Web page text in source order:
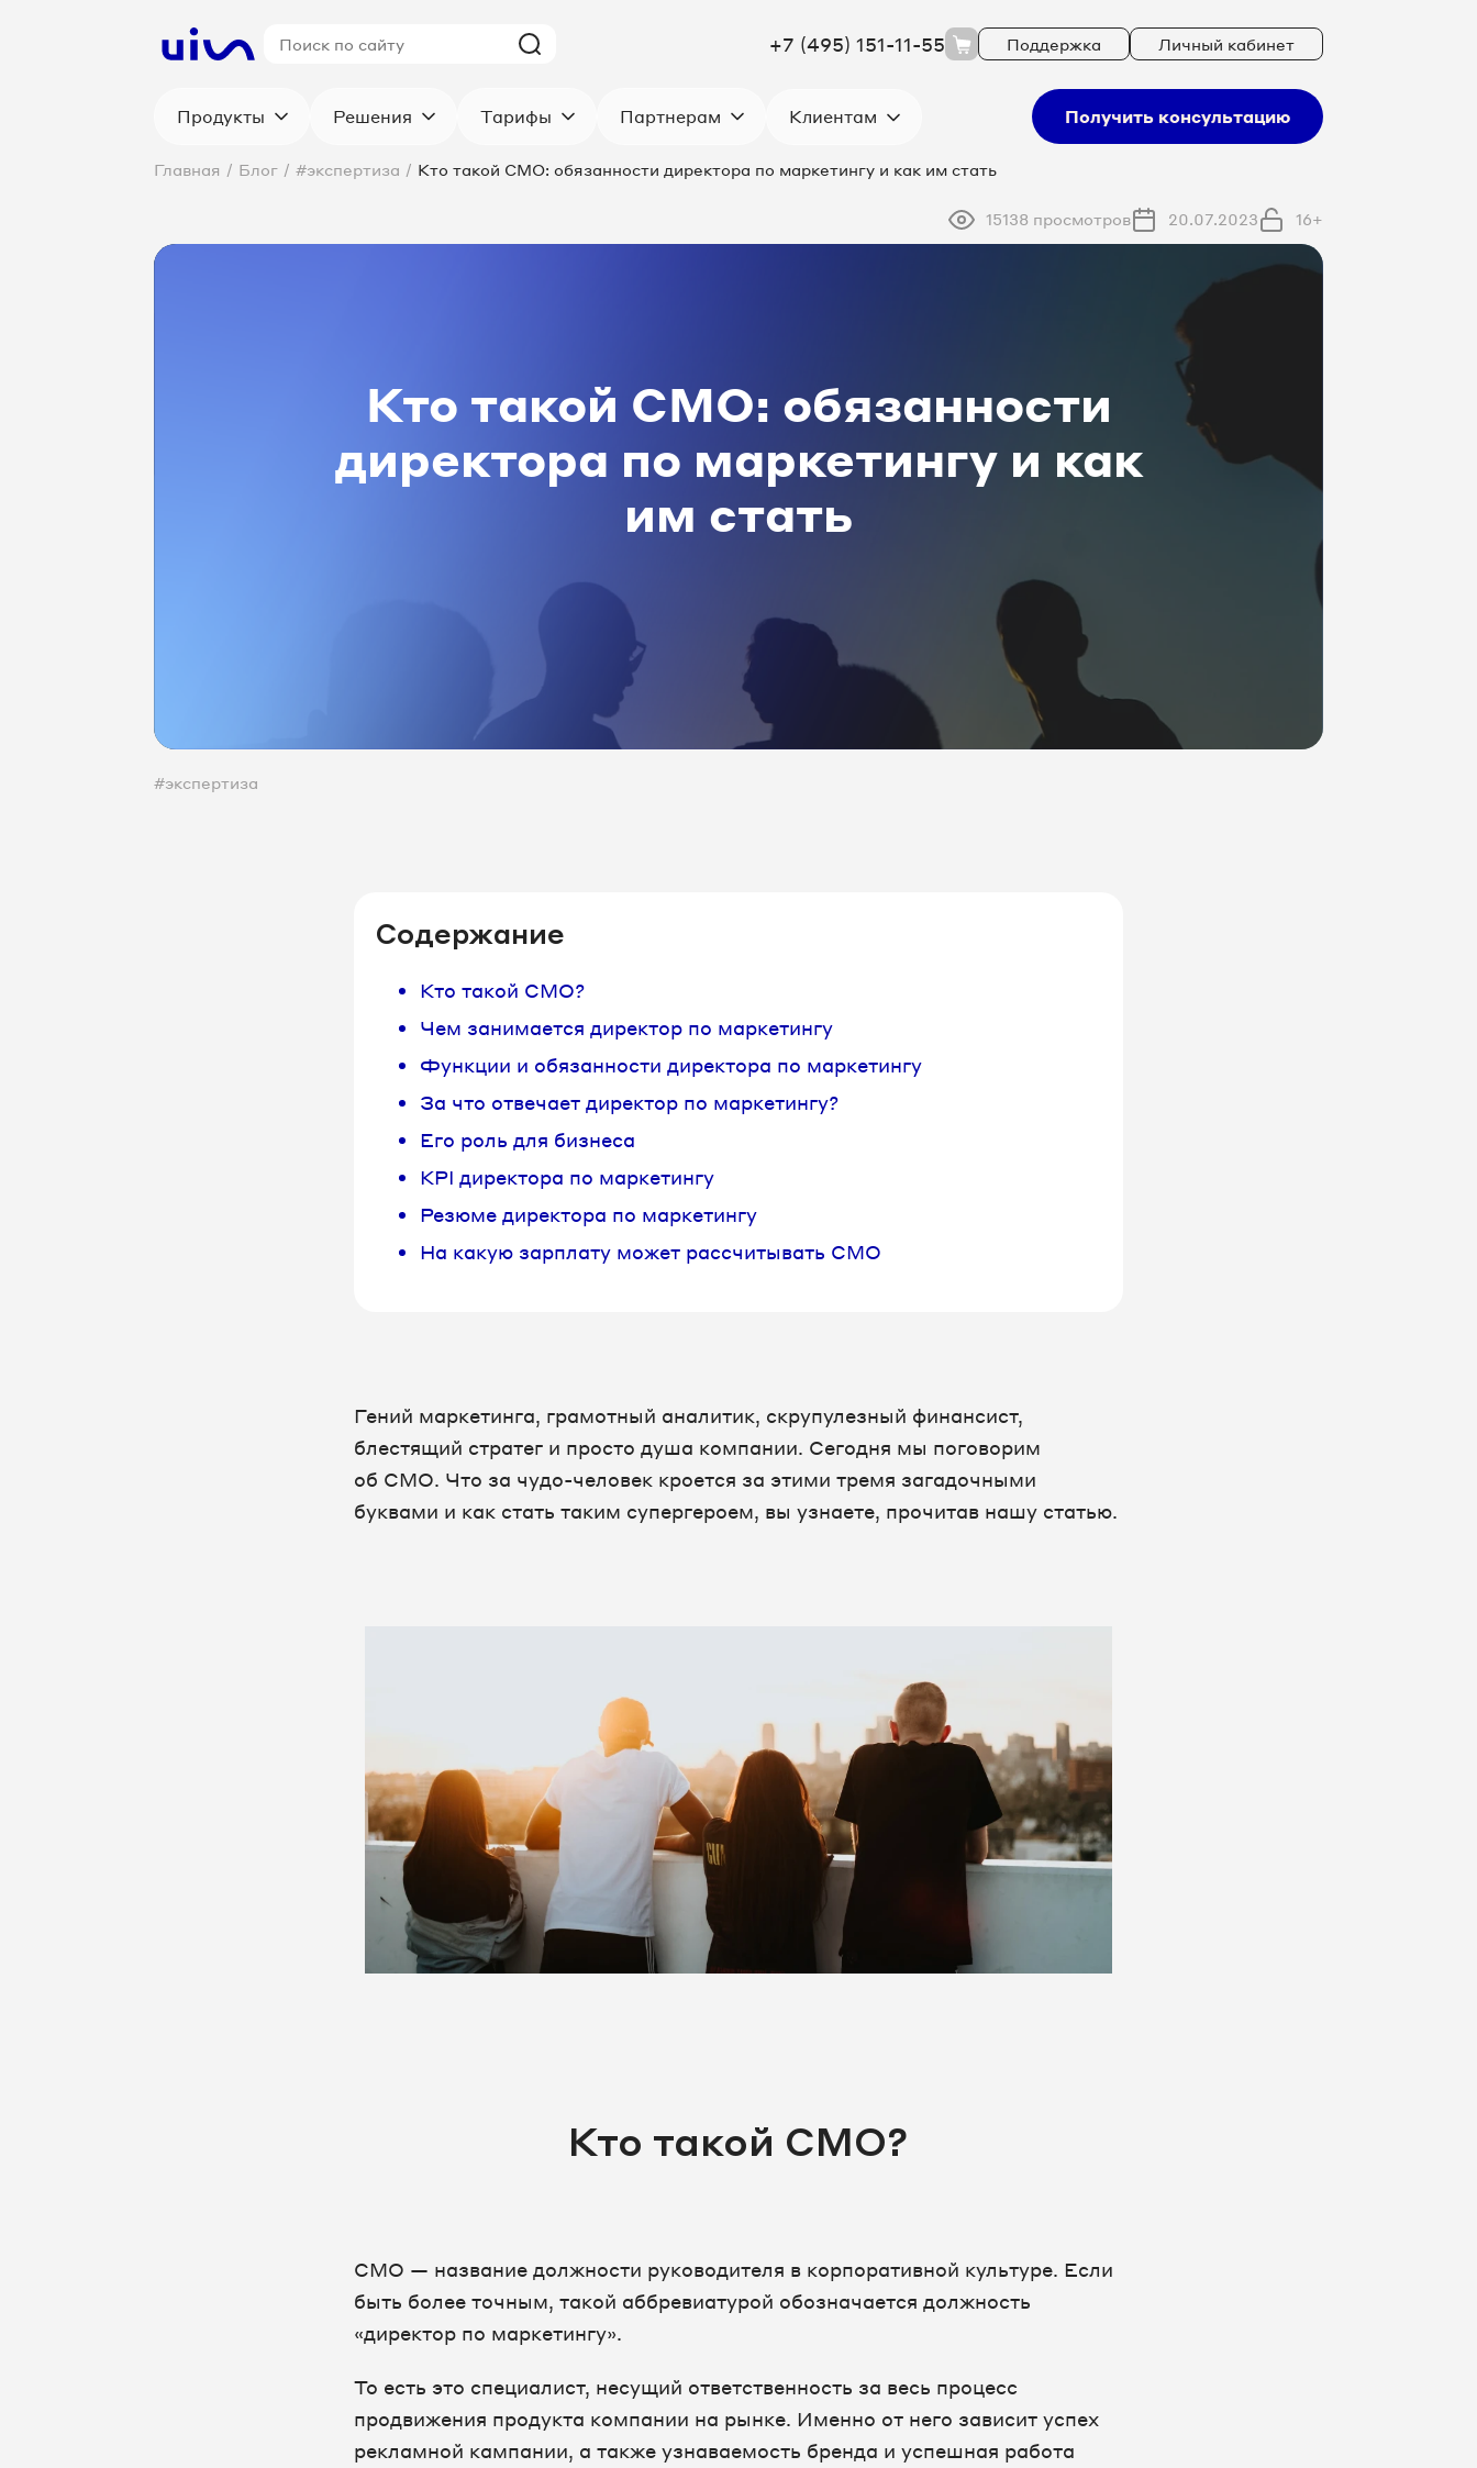
+7 (495) 151-11-55 Поддержка Личный кабинет
Продукты Решения Тарифы Партнерам Клиентам Получить консультацию
Главная / Блог / #экспертиза / Кто такой CMO: обязанности директора по маркетингу и как им стать
15138 просмотров 20.07.2023 16+
Кто такой CMO: обязанности
директора по маркетингу и как
им стать
#экспертиза
Содержание
Кто такой CMO?
Чем занимается директор по маркетингу
Функции и обязанности директора по маркетингу
За что отвечает директор по маркетингу?
Его роль для бизнеса
KPI директора по маркетингу
Резюме директора по маркетингу
На какую зарплату может рассчитывать CMO
Гений маркетинга, грамотный аналитик, скрупулезный финансист,
блестящий стратег и просто душа компании. Сегодня мы поговорим
об CMO. Что за чудо-человек кроется за этими тремя загадочными
буквами и как стать таким супергероем, вы узнаете, прочитав нашу статью.
Кто такой CMO?
CMO — название должности руководителя в корпоративной культуре. Если
быть более точным, такой аббревиатурой обозначается должность
«директор по маркетингу».
То есть это специалист, несущий ответственность за весь процесс
продвижения продукта компании на рынке. Именно от него зависит успех
рекламной кампании, а также узнаваемость бренда и успешная работа